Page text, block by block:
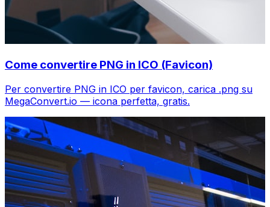
Come convertire PNG in ICO (Favicon)
Per convertire PNG in ICO per favicon, carica .png su
MegaConvert.io — icona perfetta, gratis.